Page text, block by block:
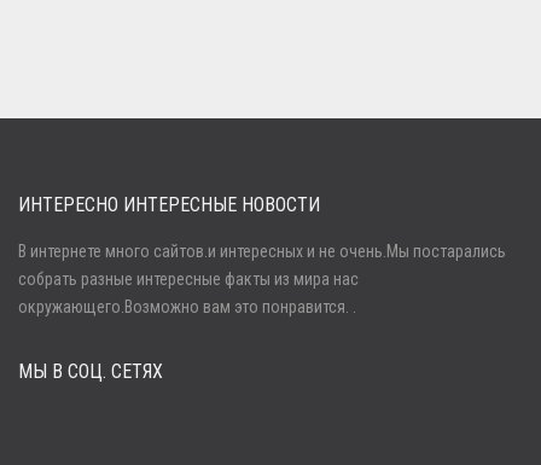
Войти
Забыли пароль?
ИНТЕРЕСНО ИНТЕРЕСНЫЕ НОВОСТИ
В интернете много сайтов.и интересных и не очень.Мы постарались
собрать разные интересные факты из мира нас
окружающего.Возможно вам это понравится. .
МЫ В СОЦ. СЕТЯХ